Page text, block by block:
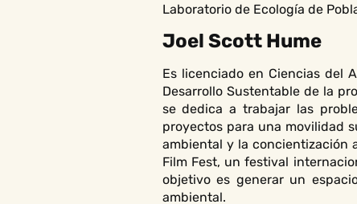
Laboratorio de Ecología de
Joel Scott Hume
Es licenciado en Ciencias del
Desarrollo Sustentable de la
se dedica a trabajar las
proyectos para una movilidad
ambiental y la concientización
Film Fest, un festival
objetivo es generar un
ambiental.